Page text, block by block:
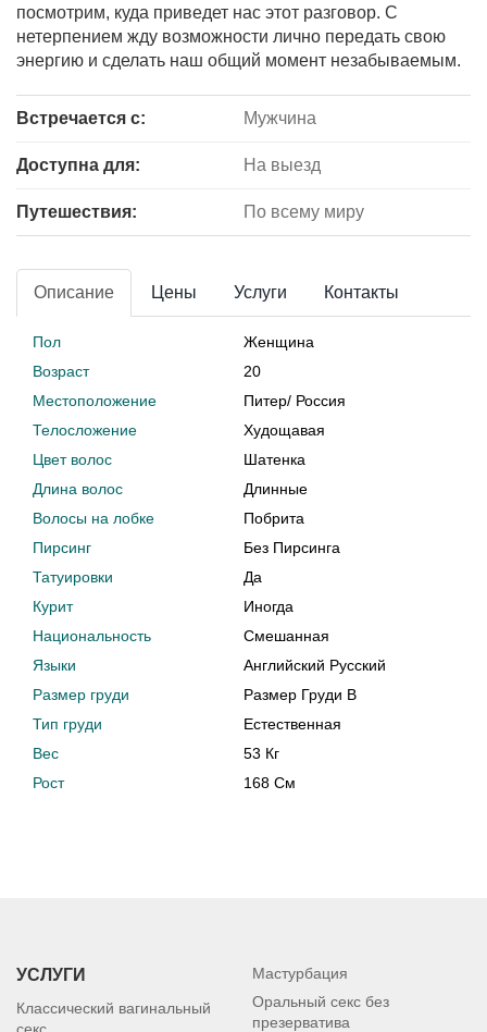
посмотрим, куда приведет нас этот разговор. С
нетерпением жду возможности лично передать свою
энергию и сделать наш общий момент незабываемым.
Встречается с: Мужчина
Доступна для: На выезд
Путешествия: По всему миру
Описание Цены Услуги Контакты
Пол
Женщина
Возраст
20
Местоположение
Питер/ Россия
Телосложение
Худощавая
Цвет волос
Шатенка
Длина волос
Длинные
Волосы на лобке
Побрита
Пирсинг
Без Пирсинга
Татуировки
Да
Курит
Иногда
Национальность
Смешанная
Языки
Английский Русский
Размер груди
Размер Груди B
Тип груди
Естественная
Вес
53 Кг
Рост
168 См
УСЛУГИ
Классический вагинальный
Мастурбация
Оральный секс без
презерватива